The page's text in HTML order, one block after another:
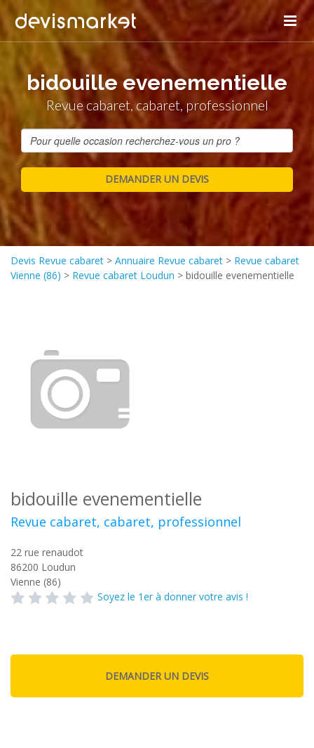
bidouille evenementielle
Revue cabaret, cabaret, professionnel
Devis Revue cabaret > Annuaire Revue cabaret > Revue cabaret
Vienne (86) > Revue cabaret Loudun > bidouille evenementielle
bidouille evenementielle
Revue cabaret, cabaret, professionnel
22 rue renaudot
86200 Loudun
Vienne (86)
Soyez le 1er à donner votre avis !